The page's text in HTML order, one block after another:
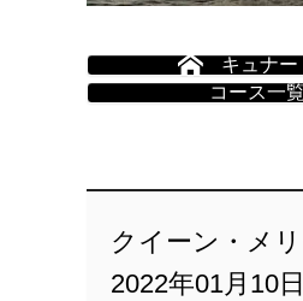
キュナー
コース一覧
クイーン・メ
2022年01月10